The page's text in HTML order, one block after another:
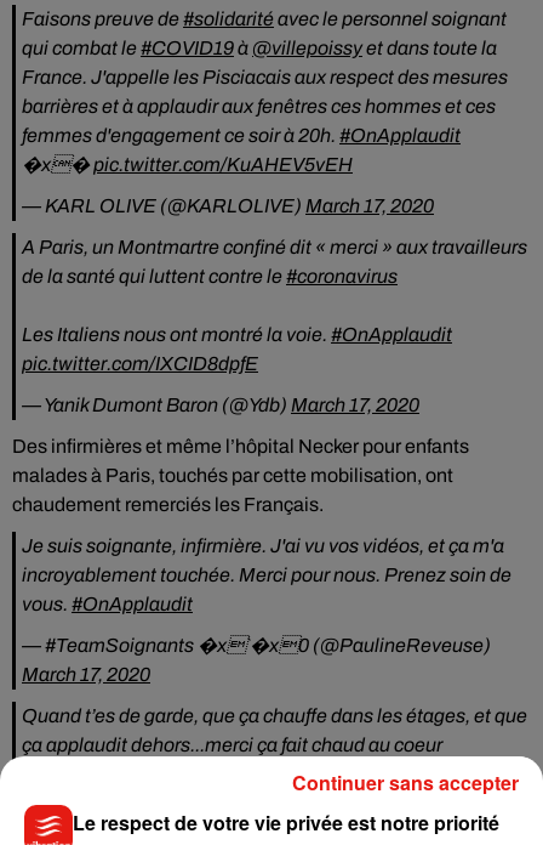
Faisons preuve de#solidaritéavec le personnel soignant
qui combat le#COVID19à @villepoissyet dans toute la
France. J'appelle les Pisciacais aux respect des mesures
barrières et à applaudir aux fenêtres ces hommes et ces
femmes d'engagement ce soir à 20h. #OnApplaudit
�x�pic.twitter.com/KuAHEV5vEH
— KARL OLIVE (@KARLOLIVE) March 17, 2020
A Paris, un Montmartre confiné dit « merci » aux travailleurs
de la santé qui luttent contre le#coronavirus
Les Italiens nous ont montré la voie. #OnApplaudit
pic.twitter.com/IXCID8dpfE
— Yanik Dumont Baron (@Ydb) March 17, 2020
Des infirmières et même l’hôpital Necker pour enfants
malades à Paris, touchés par cette mobilisation, ont
chaudement remerciés les Français.
Je suis soignante, infirmière. J'ai vu vos vidéos, et ça m'a
incroyablement touchée. Merci pour nous. Prenez soin de
vous. #OnApplaudit
— #TeamSoignants �x`�x0 (@PaulineReveuse)
March 17, 2020
Quand t’es de garde, que ça chauffe dans les étages, et que
ça applaudit dehors...merci ça fait chaud au coeur
pic.twitter.com/dpP1SGNSuF
— Jean-françois Corty (@JfCorty)March 17, 2020
Le respect de votre vie privée est notre priorité
Continuer sans accepter